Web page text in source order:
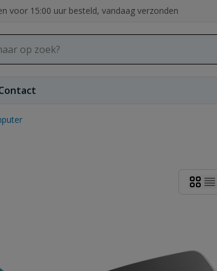
voor 15:00 uur besteld, vandaag verzonden